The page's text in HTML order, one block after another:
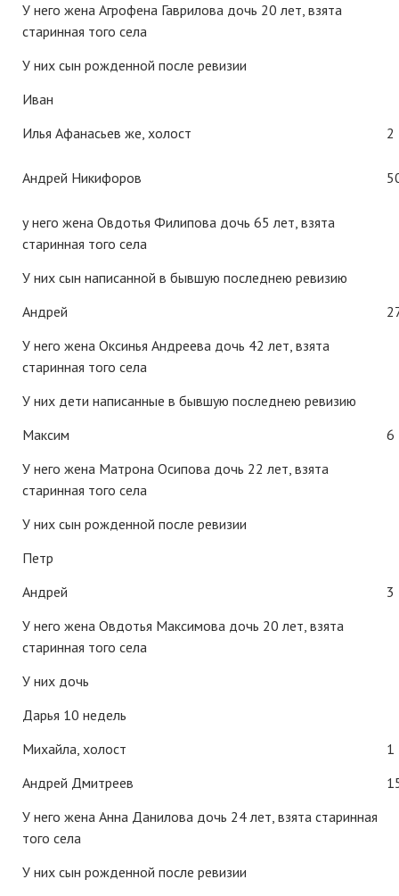
У него жена Агрофена Гаврилова дочь 20 лет, взята
старинная того села
У них сын рожденной после ревизии
Иван
Илья Афанасьев же, холост
2
Андрей Никифоров
у него жена Овдотья Филипова дочь 65 лет, взята
старинная того села
У них сын написанной в бывшую последнею ревизию
Андрей
У него жена Оксинья Андреева дочь 42 лет, взята
старинная того села
У них дети написанные в бывшую последнею ревизию
Максим
6
У него жена Матрона Осипова дочь 22 лет, взята
старинная того села
У них сын рожденной после ревизии
Петр
Андрей
3
У него жена Овдотья Максимова дочь 20 лет, взята
старинная того села
У них дочь
Дарья 10 недель
Михайла, холост
1
Андрей Дмитреев
У него жена Анна Данилова дочь 24 лет, взята старинная
того села
У них сын рожденной после ревизии